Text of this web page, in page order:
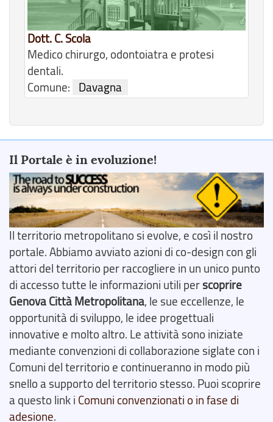
Dott. C. Scola
Medico chirurgo, odontoiatra e protesi
dentali.
Comune:
Davagna
Il Portale è in evoluzione!
Il territorio metropolitano si evolve, e così il nostro
portale. Abbiamo avviato azioni di co-design con gli
attori del territorio per raccogliere in un unico punto
di accesso tutte le informazioni utili perscoprire
Genova Città Metropolitana, le sue eccellenze, le
opportunità di sviluppo, le idee progettuali
innovative e molto altro. Le attività sono iniziate
mediante convenzioni di collaborazione siglate con i
Comuni del territorio e continueranno in modo più
snello a supporto del territorio stesso. Puoi scoprire
a questo link i Comuni convenzionati o in fase di
adesione.